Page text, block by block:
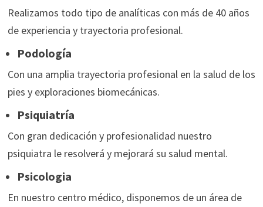
Realizamos todo tipo de analíticas con más de 40 años
de experiencia y trayectoria profesional.
Podología
Con una amplia trayectoria profesional en la salud de los
pies y exploraciones biomecánicas.
Psiquiatría
Con gran dedicación y profesionalidad nuestro
psiquiatra le resolverá y mejorará su salud mental.
Psicologia
En nuestro centro médico, disponemos de un área de